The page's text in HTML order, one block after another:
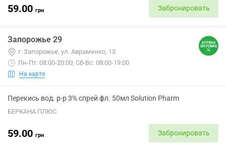
59.00 грн Забронировать
Запорожье 29
г. Запорожье, ул. Авраменко, 13
Пн-Пт: 08:00-20:00; Сб-Вс: 08:00-19:00
На карте
Перекись вод. р-р 3% спрей фл. 50мл Solution Pharm
БЕРКАНА ПЛЮС
59.00 грн Забронировать